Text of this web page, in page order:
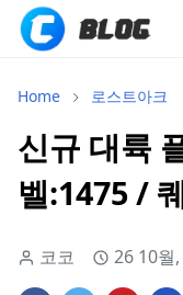
Home 로스트아크
신규 대륙
벨:1475 /
코코 26 10월